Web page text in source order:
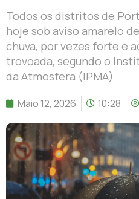
Todos os distritos de
hoje sob aviso amarelo
chuva, por vezes forte e
trovoada, segundo o
da Atmosfera (IPMA).
Maio 12, 2026 10:28